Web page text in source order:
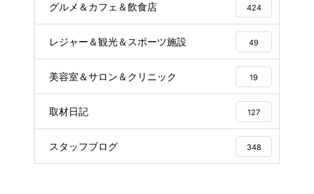
グルメ＆カフェ＆飲食店 424
レジャー＆観光＆スポーツ施設 49
美容室＆サロン＆クリニック 19
取材日記 127
スタッフブログ 348